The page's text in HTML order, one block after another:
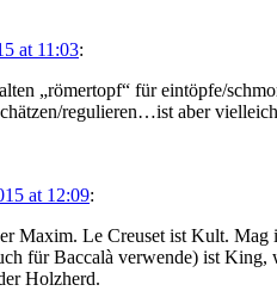
at 11:03:
„römertopf“ für eintöpfe/
regulieren…ist aber
at 12:09:
Maxim. Le Creuset ist Kult. Mag
für Baccalà verwende) ist King,
Holzherd.